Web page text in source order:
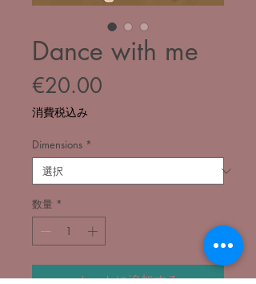
Dance with me
€20.00
消費税込み
Dimensions *
数量 *
カートに追加する